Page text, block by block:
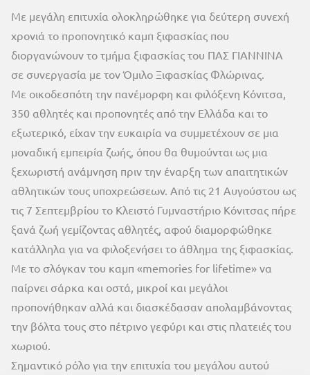
Με μεγάλη επιτυχία ολοκληρώθηκε για δεύτερη συνεχή
χρονιά το προπονητικό καμπ ξιφασκίας που
διοργανώνουν το τμήμα ξιφασκίας του ΠΑΣ ΓΙΑΝΝΙΝΑ
σε συνεργασία με τον Όμιλο Ξιφασκίας Φλώρινας.
Με οικοδεσπότη την πανέμορφη και φιλόξενη Κόνιτσα,
350 αθλητές και προπονητές από την Ελλάδα και το
εξωτερικό, είχαν την ευκαιρία να συμμετέχουν σε μια
μοναδική εμπειρία ζωής, όπου θα θυμούνται ως μια
ξεχωριστή ανάμνηση πριν την έναρξη των απαιτητικών
αθλητικών τους υποχρεώσεων. Από τις 21 Αυγούστου ως
τις 7 Σεπτεμβρίου το Κλειστό Γυμναστήριο Κόνιτσας πήρε
ξανά ζωή γεμίζοντας αθλητές, αφού διαμορφώθηκε
κατάλληλα για να φιλοξενήσει το άθλημα της ξιφασκίας.
Με το σλόγκαν του καμπ «memories for lifetime» να
παίρνει σάρκα και οστά, μικροί και μεγάλοι
προπονήθηκαν αλλά και διασκέδασαν απολαμβάνοντας
την βόλτα τους στο πέτρινο γεφύρι και στις πλατειές του
χωριού.
Σημαντικό ρόλο για την επιτυχία του μεγάλου αυτού